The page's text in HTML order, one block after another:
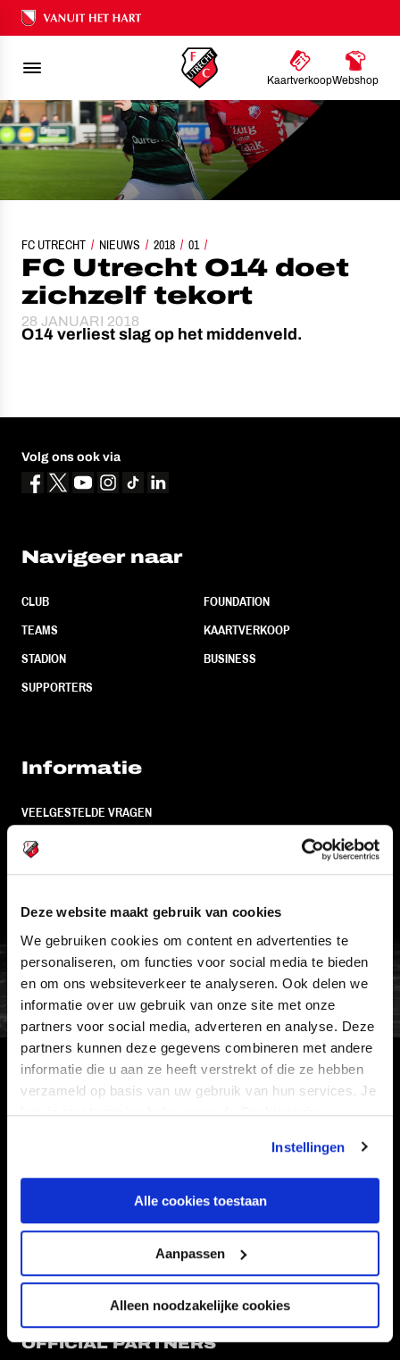
Deze website maakt gebruik van cookies
We gebruiken cookies om content en advertenties te
personaliseren, om functies voor social media te bieden
en om ons websiteverkeer te analyseren. Ook delen we
informatie over uw gebruik van onze site met onze
partners voor social media, adverteren en analyse. Deze
partners kunnen deze gegevens combineren met andere
informatie die u aan ze heeft verstrekt of die ze hebben
verzameld op basis van uw gebruik van hun services. Je
kan je toestemming beheren op de Cookiepagina.
Instellingen
Alle cookies toestaan
Aanpassen
Alleen noodzakelijke cookies
Ons nalatenschap
KaartverkoopWebshop
FC UTRECHT NIEUWS 2018 01
FC UTRECHT O14 DOET ZICHZELF TEKORT
FC Utrecht O14 doet
zichzelf tekort
28 JANUARI 2018
O14 verliest slag op het middenveld.
Volg ons ook via
Navigeer naar
CLUB
TEAMS
STADION
SUPPORTERS
FOUNDATION
KAARTVERKOOP
BUSINESS
Informatie
VEELGESTELDE VRAGEN
CONTACT
FC Utrecht<br>vanuit<br>het
HOOFDSPONSOR
EREDIVISIEPARTNERS
OFFICIAL PARTNERS